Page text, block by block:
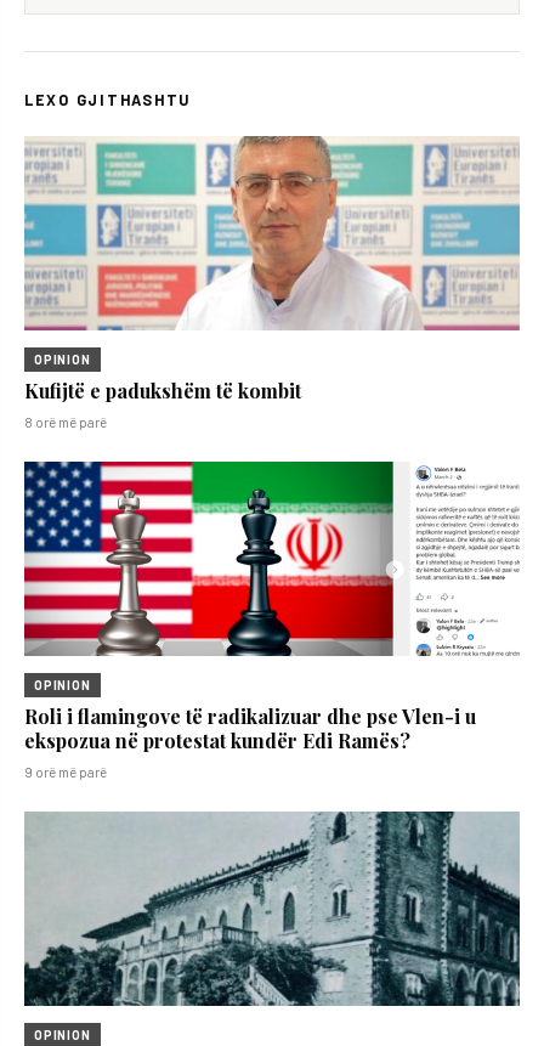
LEXO GJITHASHTU
OPINION
Kufijtë e padukshëm të kombit
8 orë më parë
OPINION
Roli i flamingove të radikalizuar dhe pse Vlen-i u
ekspozua në protestat kundër Edi Ramës?
9 orë më parë
OPINION